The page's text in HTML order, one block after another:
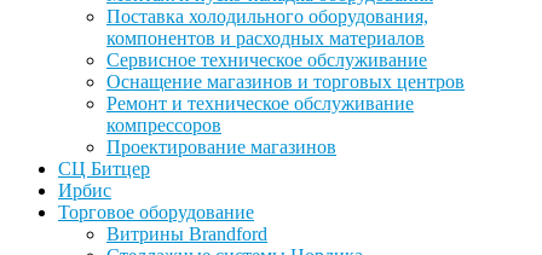
Поставка холодильного оборудования,
компонентов и расходных материалов
Сервисное техническое обслуживание
Оснащение магазинов и торговых центров
Ремонт и техническое обслуживание
компрессоров
Проектирование магазинов
СЦ Битцер
Ирбис
Торговое оборудование
Витрины Brandford